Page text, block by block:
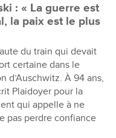
: « La guerre est
la paix est le plus
du train qui devait
certaine dans le
d’Auschwitz. À 94 ans,
Plaidoyer pour la
qui appelle à ne
pas perdre confiance